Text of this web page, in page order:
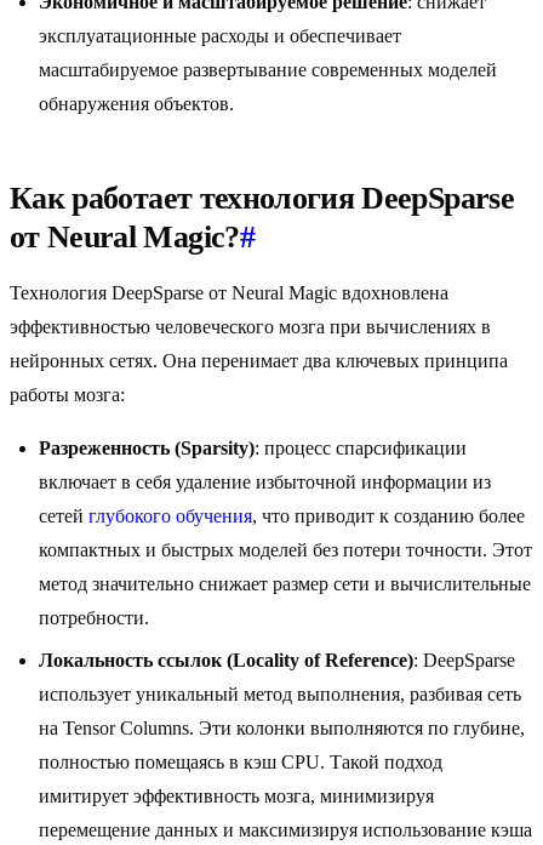
эксплуатационные расходы и обеспечивает
масштабируемое развертывание современных моделей
обнаружения объектов.
Как работает технология DeepSparse
от Neural Magic?#
Технология DeepSparse от Neural Magic вдохновлена
эффективностью человеческого мозга при вычислениях в
нейронных сетях. Она перенимает два ключевых принципа
работы мозга:
Разреженность (Sparsity): процесс спарсификации
включает в себя удаление избыточной информации из
сетей глубокого обучения, что приводит к созданию более
компактных и быстрых моделей без потери точности. Этот
метод значительно снижает размер сети и вычислительные
потребности.
Локальность ссылок (Locality of Reference): DeepSparse
использует уникальный метод выполнения, разбивая сеть
на Tensor Columns. Эти колонки выполняются по глубине,
полностью помещаясь в кэш CPU. Такой подход
имитирует эффективность мозга, минимизируя
перемещение данных и максимизируя использование кэша